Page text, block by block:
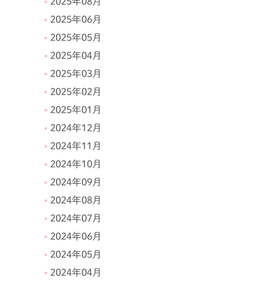
2025年06月
2025年05月
2025年04月
2025年03月
2025年02月
2025年01月
2024年12月
2024年11月
2024年10月
2024年09月
2024年08月
2024年07月
2024年06月
2024年05月
2024年04月